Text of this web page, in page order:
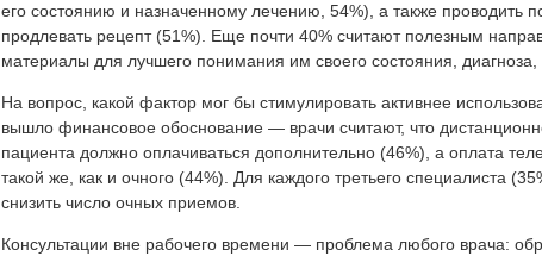
его состоянию и назначенному лечению, 54%), а также проводить
продлевать рецепт (51%). Еще почти 40% считают полезным
материалы для лучшего понимания им своего состояния, диагноза,
На вопрос, какой фактор мог бы стимулировать активнее
вышло финансовое обоснование — врачи считают, что
пациента должно оплачиваться дополнительно (46%), а оплата
такой же, как и очного (44%). Для каждого третьего специалиста
снизить число очных приемов.
Консультации вне рабочего времени — проблема любого врача: